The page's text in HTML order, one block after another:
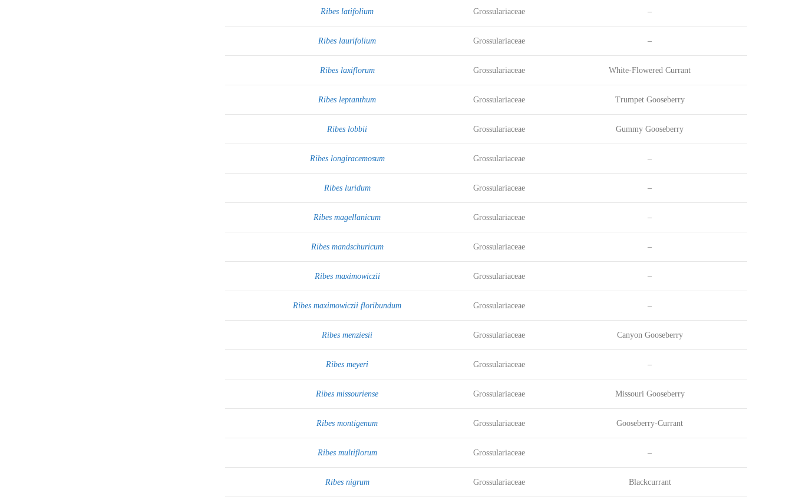
–
Grossulariaceae
Ribes latifolium
–
Grossulariaceae
Ribes laurifolium
White-Flowered Currant
Grossulariaceae
Ribes laxiflorum
Trumpet Gooseberry
Grossulariaceae
Ribes leptanthum
Gummy Gooseberry
Grossulariaceae
Ribes lobbii
–
Grossulariaceae
Ribes longiracemosum
–
Grossulariaceae
Ribes luridum
–
Grossulariaceae
Ribes magellanicum
–
Grossulariaceae
Ribes mandschuricum
–
Grossulariaceae
Ribes maximowiczii
–
Grossulariaceae
Ribes maximowiczii floribundum
Canyon Gooseberry
Grossulariaceae
Ribes menziesii
–
Grossulariaceae
Ribes meyeri
Missouri Gooseberry
Grossulariaceae
Ribes missouriense
Gooseberry-Currant
Grossulariaceae
Ribes montigenum
–
Grossulariaceae
Ribes multiflorum
Blackcurrant
Grossulariaceae
Ribes nigrum